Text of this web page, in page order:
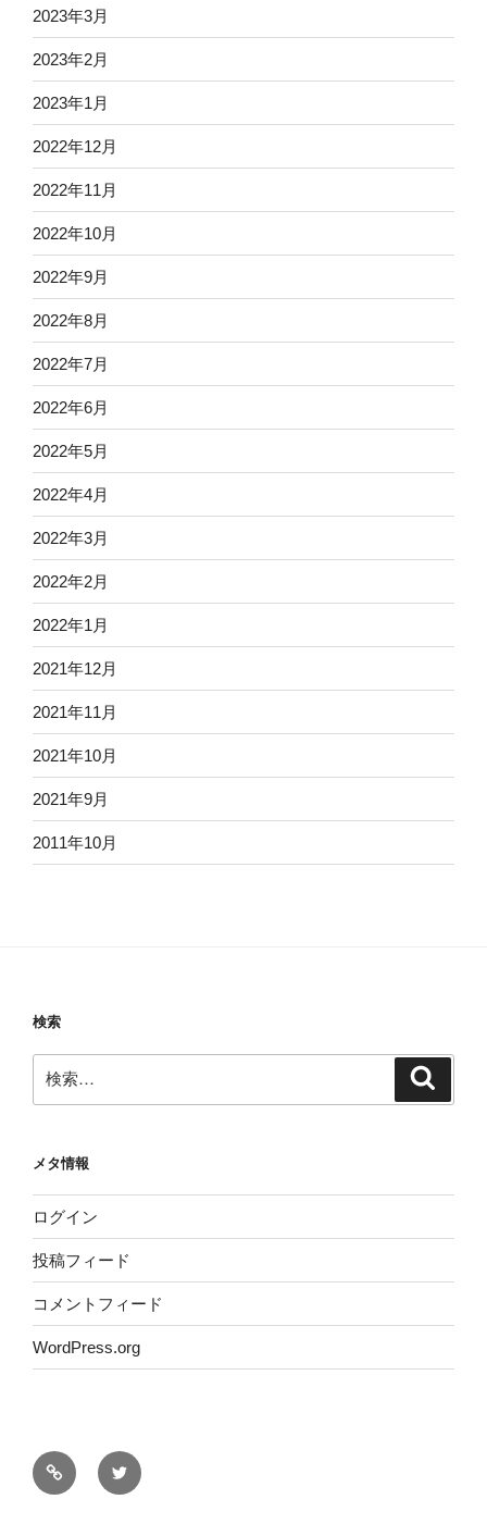
2023年3月
2023年2月
2023年1月
2022年12月
2022年11月
2022年10月
2022年9月
2022年8月
2022年7月
2022年6月
2022年5月
2022年4月
2022年3月
2022年2月
2022年1月
2021年12月
2021年11月
2021年10月
2021年9月
2011年10月
検索
索:
メタ情報
ログイン
投稿フィード
コメントフィード
WordPress.org
サ
イ
Twitter